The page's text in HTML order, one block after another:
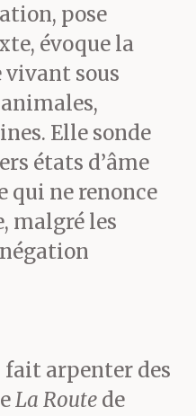
Je
le
dans de
joue
le
pose
évoque la
sous
Elle sonde
états d’âme
qui ne renonce
malgré les
fait arpenter des
La Route de